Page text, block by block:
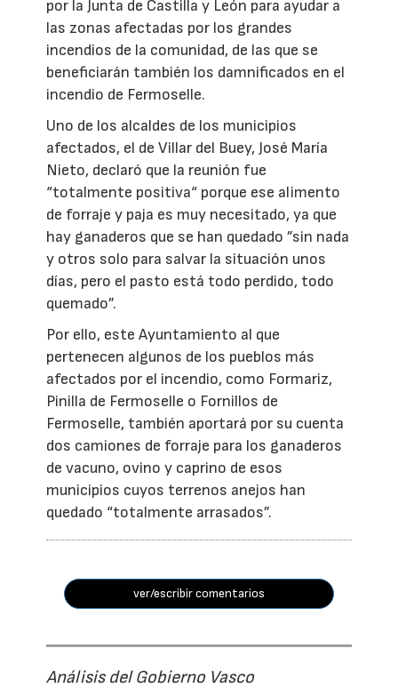
por la Junta de Castilla y León para ayudar a
las zonas afectadas por los grandes
incendios de la comunidad, de las que se
beneficiarán también los damnificados en el
incendio de Fermoselle.
Uno de los alcaldes de los municipios
afectados, el de Villar del Buey, José María
Nieto, declaró que la reunión fue
“totalmente positiva“ porque ese alimento
de forraje y paja es muy necesitado, ya que
hay ganaderos que se han quedado ”sin nada
y otros solo para salvar la situación unos
días, pero el pasto está todo perdido, todo
quemado”.
Por ello, este Ayuntamiento al que
pertenecen algunos de los pueblos más
afectados por el incendio, como Formariz,
Pinilla de Fermoselle o Fornillos de
Fermoselle, también aportará por su cuenta
dos camiones de forraje para los ganaderos
de vacuno, ovino y caprino de esos
municipios cuyos terrenos anejos han
quedado “totalmente arrasados”.
ver/escribir comentarios
Análisis del Gobierno Vasco